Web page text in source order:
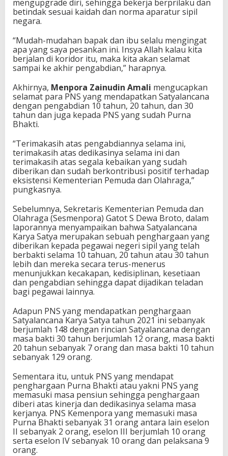
mengupgrade diri, sehingga bekerja berprilaku dan
betindak sesuai kaidah dan norma aparatur sipil
negara.
“Mudah-mudahan bapak dan ibu selalu mengingat
apa yang saya pesankan ini. Insya Allah kalau kita
berjalan di koridor itu, maka kita akan selamat
sampai ke akhir pengabdian,” harapnya.
Akhirnya, Menpora Zainudin Amali mengucapkan
selamat para PNS yang mendapatkan Satyalancana
dengan pengabdian 10 tahun, 20 tahun, dan 30
tahun dan juga kepada PNS yang sudah Purna
Bhakti.
“Terimakasih atas pengabdiannya selama ini,
terimakasih atas dedikasinya selama ini dan
terimakasih atas segala kebaikan yang sudah
diberikan dan sudah berkontribusi positif terhadap
eksistensi Kementerian Pemuda dan Olahraga,”
pungkasnya.
Sebelumnya, Sekretaris Kementerian Pemuda dan
Olahraga (Sesmenpora) Gatot S Dewa Broto, dalam
laporannya menyampaikan bahwa Satyalancana
Karya Satya merupakan sebuah penghargaan yang
diberikan kepada pegawai negeri sipil yang telah
berbakti selama 10 tahuan, 20 tahun atau 30 tahun
lebih dan mereka secara terus-menerus
menunjukkan kecakapan, kedisiplinan, kesetiaan
dan pengabdian sehingga dapat dijadikan teladan
bagi pegawai lainnya.
Adapun PNS yang mendapatkan penghargaan
Satyalancana Karya Satya tahun 2021 ini sebanyak
berjumlah 148 dengan rincian Satyalancana dengan
masa bakti 30 tahun berjumlah 12 orang, masa bakti
20 tahun sebanyak 7 orang dan masa bakti 10 tahun
sebanyak 129 orang.
Sementara itu, untuk PNS yang mendapat
penghargaan Purna Bhakti atau yakni PNS yang
memasuki masa pensiun sehingga penghargaan
diberi atas kinerja dan dedikasinya selama masa
kerjanya. PNS Kemenpora yang memasuki masa
Purna Bhakti sebanyak 31 orang antara lain eselon
II sebanyak 2 orang, eselon III berjumlah 10 orang
serta eselon IV sebanyak 10 orang dan pelaksana 9
orang.